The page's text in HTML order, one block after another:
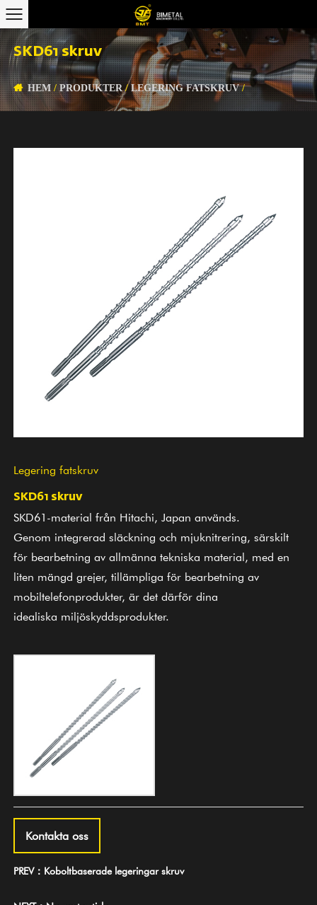
SKD61 skruv
HEM /PRODUKTER /LEGERING FATSKRUV/
Legering fatskruv
SKD61 skruv
SKD61-material från Hitachi, Japan används.
Genom integrerad släckning och mjuknitrering, särskilt
för bearbetning av allmänna tekniska material, med en
liten mängd grejer, tillämpliga för bearbetning av
mobiltelefonprodukter, är det därför dina
idealiska miljöskyddsprodukter.
Kontakta oss
PREV：Koboltbaserade legeringar skruv